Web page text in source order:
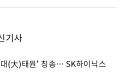
기사
(大)태원’ 칭송… SK하이닉스